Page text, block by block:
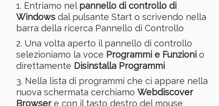
Entriamo nelpannello di controllo di
Windowsdal pulsante Start o scrivendo nella
barra della ricerca Pannello di Controllo
Una volta aperto il pannello di controllo
selezioniamo la voce Programmi e Funzionio
direttamente Disinstalla Programmi
Nella lista di programmi che ci appare nella
nuova schermata cerchiamo Webdiscover
Browsere con il tasto destro del mouse